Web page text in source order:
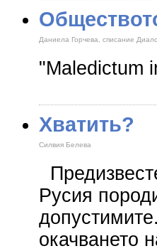
Даниела Горчева, списание
"Maledictum
Хватить?
Силвия Белева
Русия
окачването